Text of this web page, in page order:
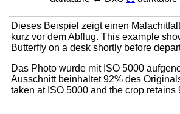
Dieses Beispiel zeigt einen
kurz vor dem Abflug. This example
Butterfly on a desk shortly before
Das Photo wurde mit ISO 5000
Ausschnitt beinhaltet 92% des
taken at ISO 5000 and the crop retains